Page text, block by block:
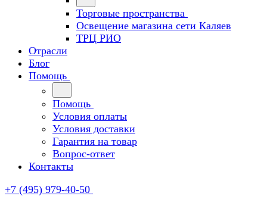
Торговые пространства
Освещение магазина сети Каляев
ТРЦ РИО
Отрасли
Блог
Помощь
Помощь
Условия оплаты
Условия доставки
Гарантия на товар
Вопрос-ответ
Контакты
+7 (495) 979-40-50